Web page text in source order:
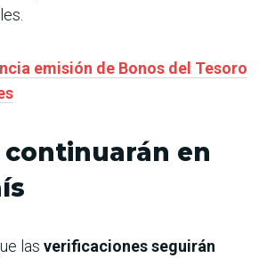
emisión de Bonos del Tesoro
en
las verificaciones seguirán